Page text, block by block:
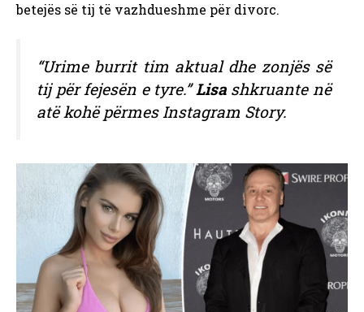
betejës së tij të vazhdueshme për divorc.
“Urime burrit tim aktual dhe zonjës së
tij për fejesën e tyre.”Lisashkruante në
atë kohë përmes Instagram Story.